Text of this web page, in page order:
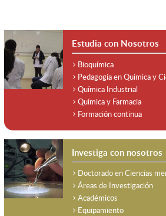
Estudia con Nosotros
Bioquímica
Pedagogía en Química y
Química Industrial
Química y Farmacia
Formación continua
Investiga con nosotros
Doctorado en Ciencias
Áreas de Investigación
Académicos
Equipamiento